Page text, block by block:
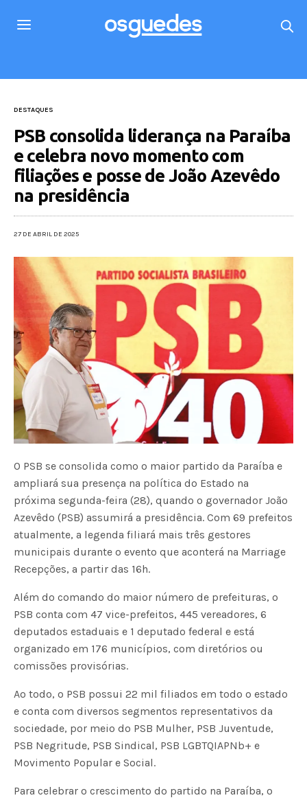
DESTAQUES
PSB consolida liderança na Paraíba
e celebra novo momento com
filiações e posse de João Azevêdo
na presidência
27 DE ABRIL DE 2025
O PSB se consolida como o maior partido da Paraíba e
ampliará sua presença na política do Estado na
próxima segunda-feira (28), quando o governador João
Azevêdo (PSB) assumirá a presidência. Com 69 prefeitos
atualmente, a legenda filiará mais três gestores
municipais durante o evento que aconterá na Marriage
Recepções, a partir das 16h.
Além do comando do maior número de prefeituras, o
PSB conta com 47 vice-prefeitos, 445 vereadores, 6
deputados estaduais e 1 deputado federal e está
organizado em 176 municípios, com diretórios ou
comissões provisórias.
Ao todo, o PSB possui 22 mil filiados em todo o estado
e conta com diversos segmentos representativos da
sociedade, por meio do PSB Mulher, PSB Juventude,
PSB Negritude, PSB Sindical, PSB LGBTQIAPNb+ e
Movimento Popular e Social.
Para celebrar o crescimento do partido na Paraíba, o